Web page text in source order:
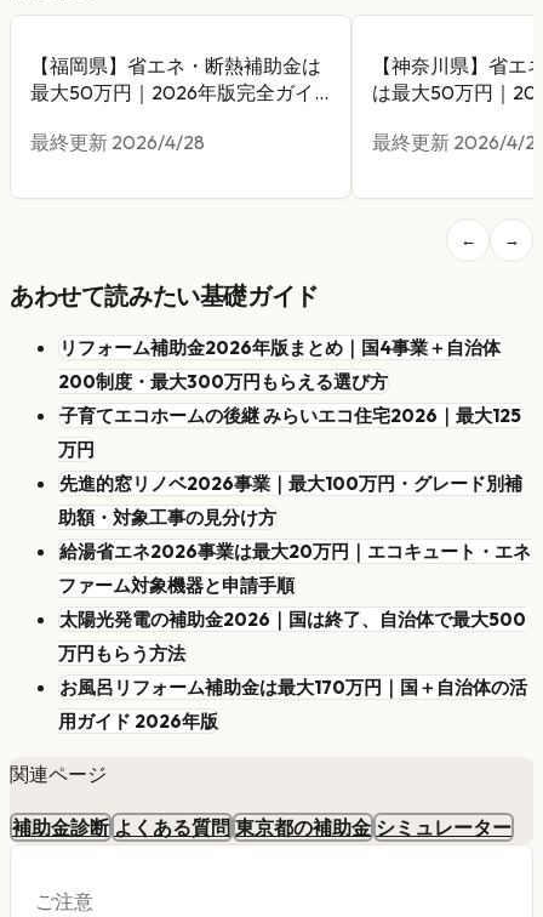
【福岡県】省エネ・断熱補助金は
最大50万円｜2026年版完全ガイ
最終更新 2026/4/28
【神奈川県】省エ
は最大50万円｜
最終更新 2026/4/
← →
あわせて読みたい基礎ガイド
リフォーム補助金2026年版まとめ｜国4事業＋自治体
200制度・最大300万円もらえる選び方
子育てエコホームの後継 みらいエコ住宅2026｜最大125
万円
先進的窓リノベ2026事業｜最大100万円・グレード別補
助額・対象工事の見分け方
給湯省エネ2026事業は最大20万円｜エコキュート・エネ
ファーム対象機器と申請手順
太陽光発電の補助金2026｜国は終了、自治体で最大500
万円もらう方法
お風呂リフォーム補助金は最大170万円｜国＋自治体の活
用ガイド 2026年版
関連ページ
補助金診断 よくある質問 東京都の補助金 シミュレーター
ご注意